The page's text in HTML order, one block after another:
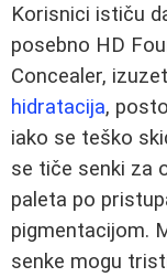
Korisnici ističu
posebno HD
Concealer,
hidratacija,
iako se teško
se tiče senki za
paleta po
pigmentacijom.
senke mogu